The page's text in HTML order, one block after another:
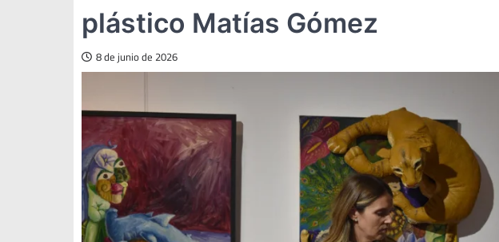
plástico Matías Gómez
8 de junio de 2026